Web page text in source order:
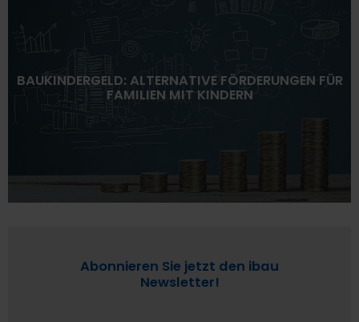
BAUKINDERGELD: ALTERNATIVE FÖRDERUNGEN FÜR
FAMILIEN MIT KINDERN
Abonnieren Sie jetzt den ibau
Newsletter!